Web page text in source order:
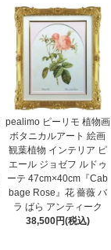
pealimo ピーリモ 植物画
ボタニカルアート 絵画
観葉植物 インテリア ピ
エール ジョゼフ ルドゥ
ーテ 47cm×40cm『Cab
bage Rose』花 薔薇 バ
ラ ばら アンティーク
38,500円(税込)